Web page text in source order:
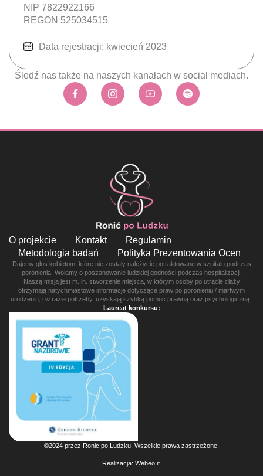
NIP 7822922166
REGON 525034515
Data rejestracji: kwiecień 2023
Śledź nas także na naszych kanałach w social mediach.
O projekcie Kontakt
Regulamin
Metodologia badań
Polityka Prezentowania Ocen
Dajemy głos kobietom, które nie zostały należycie potraktowane w szpitalu podczas
poronienia. Wołamy o poszanowanie ludzkiej godności podczas hospitalizacji.
Naszą misją jest m. in. stworzenie miejsca, w którym osoby po utracie ciąży
otrzymają natychmiastowe informacje dotyczące praw po poronieniu / martwym
urodzeniu, i w razie potrzeby, uzyskają szybką pomoc prawną oraz psychologiczną.
Laureat konkursu:
©2024 przez Ronic po Ludzku. Wszelkie prawa zastrzeżone.
Realizacja: Webeo.it.